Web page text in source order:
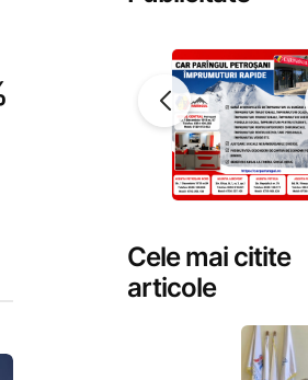
Cele mai citite
articole